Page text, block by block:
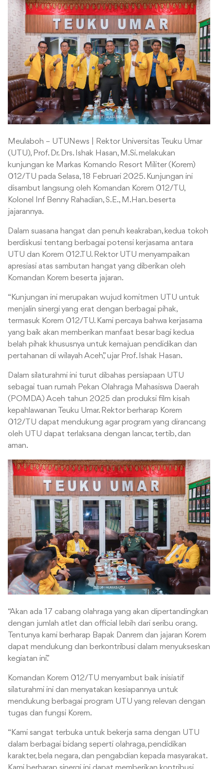
Meulaboh – UTUNews | Rektor Universitas Teuku Umar
(UTU), Prof. Dr. Drs. Ishak Hasan, M.Si. melakukan
kunjungan ke Markas Komando Resort Militer (Korem)
012/TU pada Selasa, 18 Februari 2025. Kunjungan ini
disambut langsung oleh Komandan Korem 012/TU,
Kolonel Inf Benny Rahadian, S.E., M.Han. beserta
jajarannya.
Dalam suasana hangat dan penuh keakraban, kedua tokoh
berdiskusi tentang berbagai potensi kerjasama antara
UTU dan Korem 012.TU. Rektor UTU menyampaikan
apresiasi atas sambutan hangat yang diberikan oleh
Komandan Korem beserta jajaran.
“Kunjungan ini merupakan wujud komitmen UTU untuk
menjalin sinergi yang erat dengan berbagai pihak,
termasuk Korem 012/TU. Kami percaya bahwa kerjasama
yang baik akan memberikan manfaat besar bagi kedua
belah pihak khususnya untuk kemajuan pendidikan dan
pertahanan di wilayah Aceh,” ujar Prof. Ishak Hasan.
Dalam silaturahmi ini turut dibahas persiapaan UTU
sebagai tuan rumah Pekan Olahraga Mahasiswa Daerah
(POMDA) Aceh tahun 2025 dan produksi film kisah
kepahlawanan Teuku Umar. Rektor berharap Korem
012/TU dapat mendukung agar program yang dirancang
oleh UTU dapat terlaksana dengan lancar, tertib, dan
aman.
“Akan ada 17 cabang olahraga yang akan dipertandingkan
dengan jumlah atlet dan official lebih dari seribu orang.
Tentunya kami berharap Bapak Danrem dan jajaran Korem
dapat mendukung dan berkontribusi dalam menyukseskan
kegiatan ini.”
Komandan Korem 012/TU menyambut baik inisiatif
silaturahmi ini dan menyatakan kesiapannya untuk
mendukung berbagai program UTU yang relevan dengan
tugas dan fungsi Korem.
“Kami sangat terbuka untuk bekerja sama dengan UTU
dalam berbagai bidang seperti olahraga, pendidikan
karakter, bela negara, dan pengabdian kepada masyarakat.